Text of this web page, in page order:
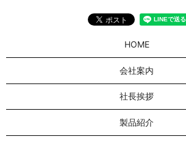
HOME
会社案内
社長挨拶
製品紹介